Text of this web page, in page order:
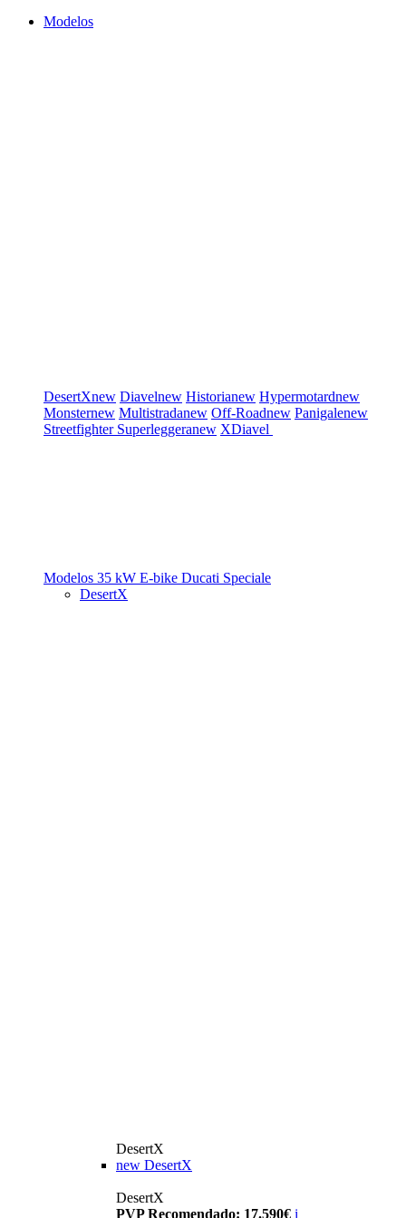
Modelos
DesertXnew Diavelnew Historianew Hypermotardnew
Monsternew Multistradanew Off-Roadnew Panigalenew
Streetfighter Superleggeranew XDiavel
Modelos 35 kW E-bike Ducati Speciale
DesertX
DesertX
new DesertX
DesertX
PVP Recomendado: 17.590€ i